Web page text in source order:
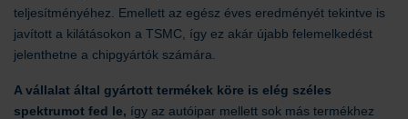
teljesítményéhez. Emellett az egész éves eredményét tekintve is
javított a kilátásokon a TSMC, így ez akár újabb felemelkedést
jelenthetne a chipgyártók számára.
A vállalat által gyártott termékek köre is elég széles
spektrumot fed le, így az autóipar mellett sok más termékhez